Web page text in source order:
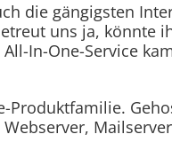
die gängigsten
uns ja, könnte
In-One-Service
Produktfamilie.